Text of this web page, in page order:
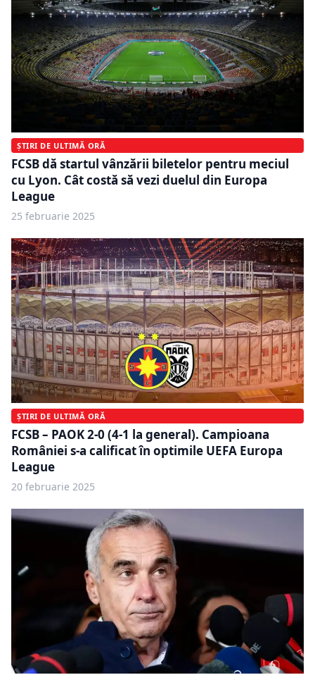
ȘTIRI DE ULTIMĂ ORĂ
FCSB dă startul vânzării biletelor pentru meciul
cu Lyon. Cât costă să vezi duelul din Europa
League
25 februarie 2025
ȘTIRI DE ULTIMĂ ORĂ
FCSB – PAOK 2-0 (4-1 la general). Campioana
României s-a calificat în optimile UEFA Europa
League
20 februarie 2025